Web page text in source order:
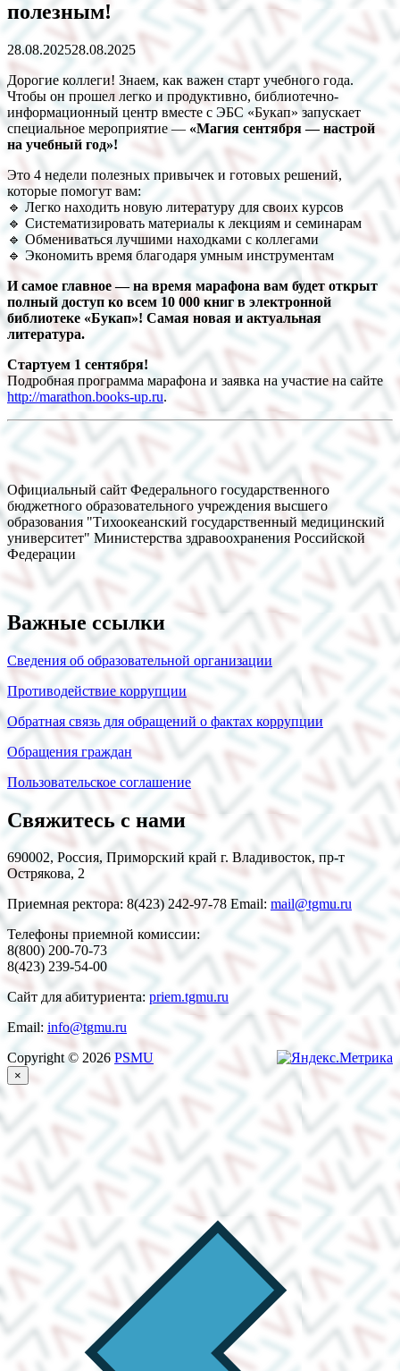
полезным!
28.08.202528.08.2025
Дорогие коллеги! Знаем, как важен старт учебного года.
Чтобы он прошел легко и продуктивно, библиотечно-
информационный центр вместе с ЭБС «Букап» запускает
специальное мероприятие — «Магия сентября — настрой
на учебный год»!
Это 4 недели полезных привычек и готовых решений,
которые помогут вам:
🔹 Легко находить новую литературу для своих курсов
🔹 Систематизировать материалы к лекциям и семинарам
🔹 Обмениваться лучшими находками с коллегами
🔹 Экономить время благодаря умным инструментам
И самое главное — на время марафона вам будет открыт
полный доступ ко всем 10 000 книг в электронной
библиотеке «Букап»! Самая новая и актуальная
литература.
Стартуем 1 сентября!
Подробная программа марафона и заявка на участие на сайте
http://marathon.books-up.ru.
Официальный сайт Федерального государственного
бюджетного образовательного учреждения высшего
образования "Тихоокеанский государственный медицинский
университет" Министерства здравоохранения Российской
Федерации
Важные ссылки
Сведения об образовательной организации
Противодействие коррупции
Обратная связь для обращений о фактах коррупции
Обращения граждан
Пользовательское соглашение
Свяжитесь с нами
690002, Россия, Приморский край г. Владивосток, пр-т
Острякова, 2
Приемная ректора: 8(423) 242-97-78 Email: mail@tgmu.ru
Телефоны приемной комиссии:
8(800) 200-70-73
8(423) 239-54-00
Сайт для абитуриента: priem.tgmu.ru
Email: info@tgmu.ru
Copyright © 2026 PSMU
×